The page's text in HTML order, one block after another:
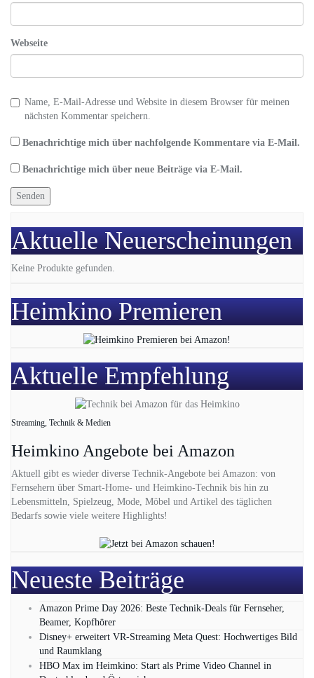
Webseite
Name, E-Mail-Adresse und Website in diesem Browser für meinen
nächsten Kommentar speichern.
Benachrichtige mich über nachfolgende Kommentare via E-Mail.
Benachrichtige mich über neue Beiträge via E-Mail.
Aktuelle Neuerscheinungen
Keine Produkte gefunden.
Heimkino Premieren
Aktuelle Empfehlung
Streaming, Technik & Medien
Heimkino Angebote bei Amazon
Aktuell gibt es wieder diverse Technik-Angebote bei Amazon: von
Fernsehern über Smart-Home- und Heimkino-Technik bis hin zu
Lebensmitteln, Spielzeug, Mode, Möbel und Artikel des täglichen
Bedarfs sowie viele weitere Highlights!
Neueste Beiträge
Amazon Prime Day 2026: Beste Technik-Deals für Fernseher,
Beamer, Kopfhörer
Disney+ erweitert VR‑Streaming Meta Quest: Hochwertiges Bild
und Raumklang
HBO Max im Heimkino: Start als Prime Video Channel in